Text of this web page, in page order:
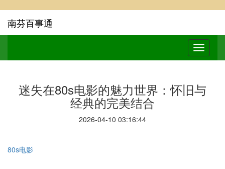
南芬百事通
迷失在80s电影的魅力世界：怀旧与
经典的完美结合
2026-04-10 03:16:44
80s电影